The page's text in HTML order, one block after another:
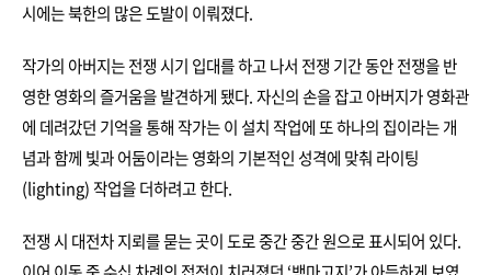
시에는 북한의 많은 도발이 이뤄졌다.
작가의 아버지는 전쟁 시기 입대를 하고 나서 전쟁 기간 동안 전쟁을 반
영한 영화의 즐거움을 발견하게 됐다. 자신의 손을 잡고 아버지가 영화관
에 데려갔던 기억을 통해 작가는 이 설치 작업에 또 하나의 집이라는 개
념과 함께 빛과 어둠이라는 영화의 기본적인 성격에 맞춰 라이팅
(lighting) 작업을 더하려고 한다.
전쟁 시 대전차 지뢰를 묻는 곳이 도로 중간 중간 원으로 표시되어 있다.